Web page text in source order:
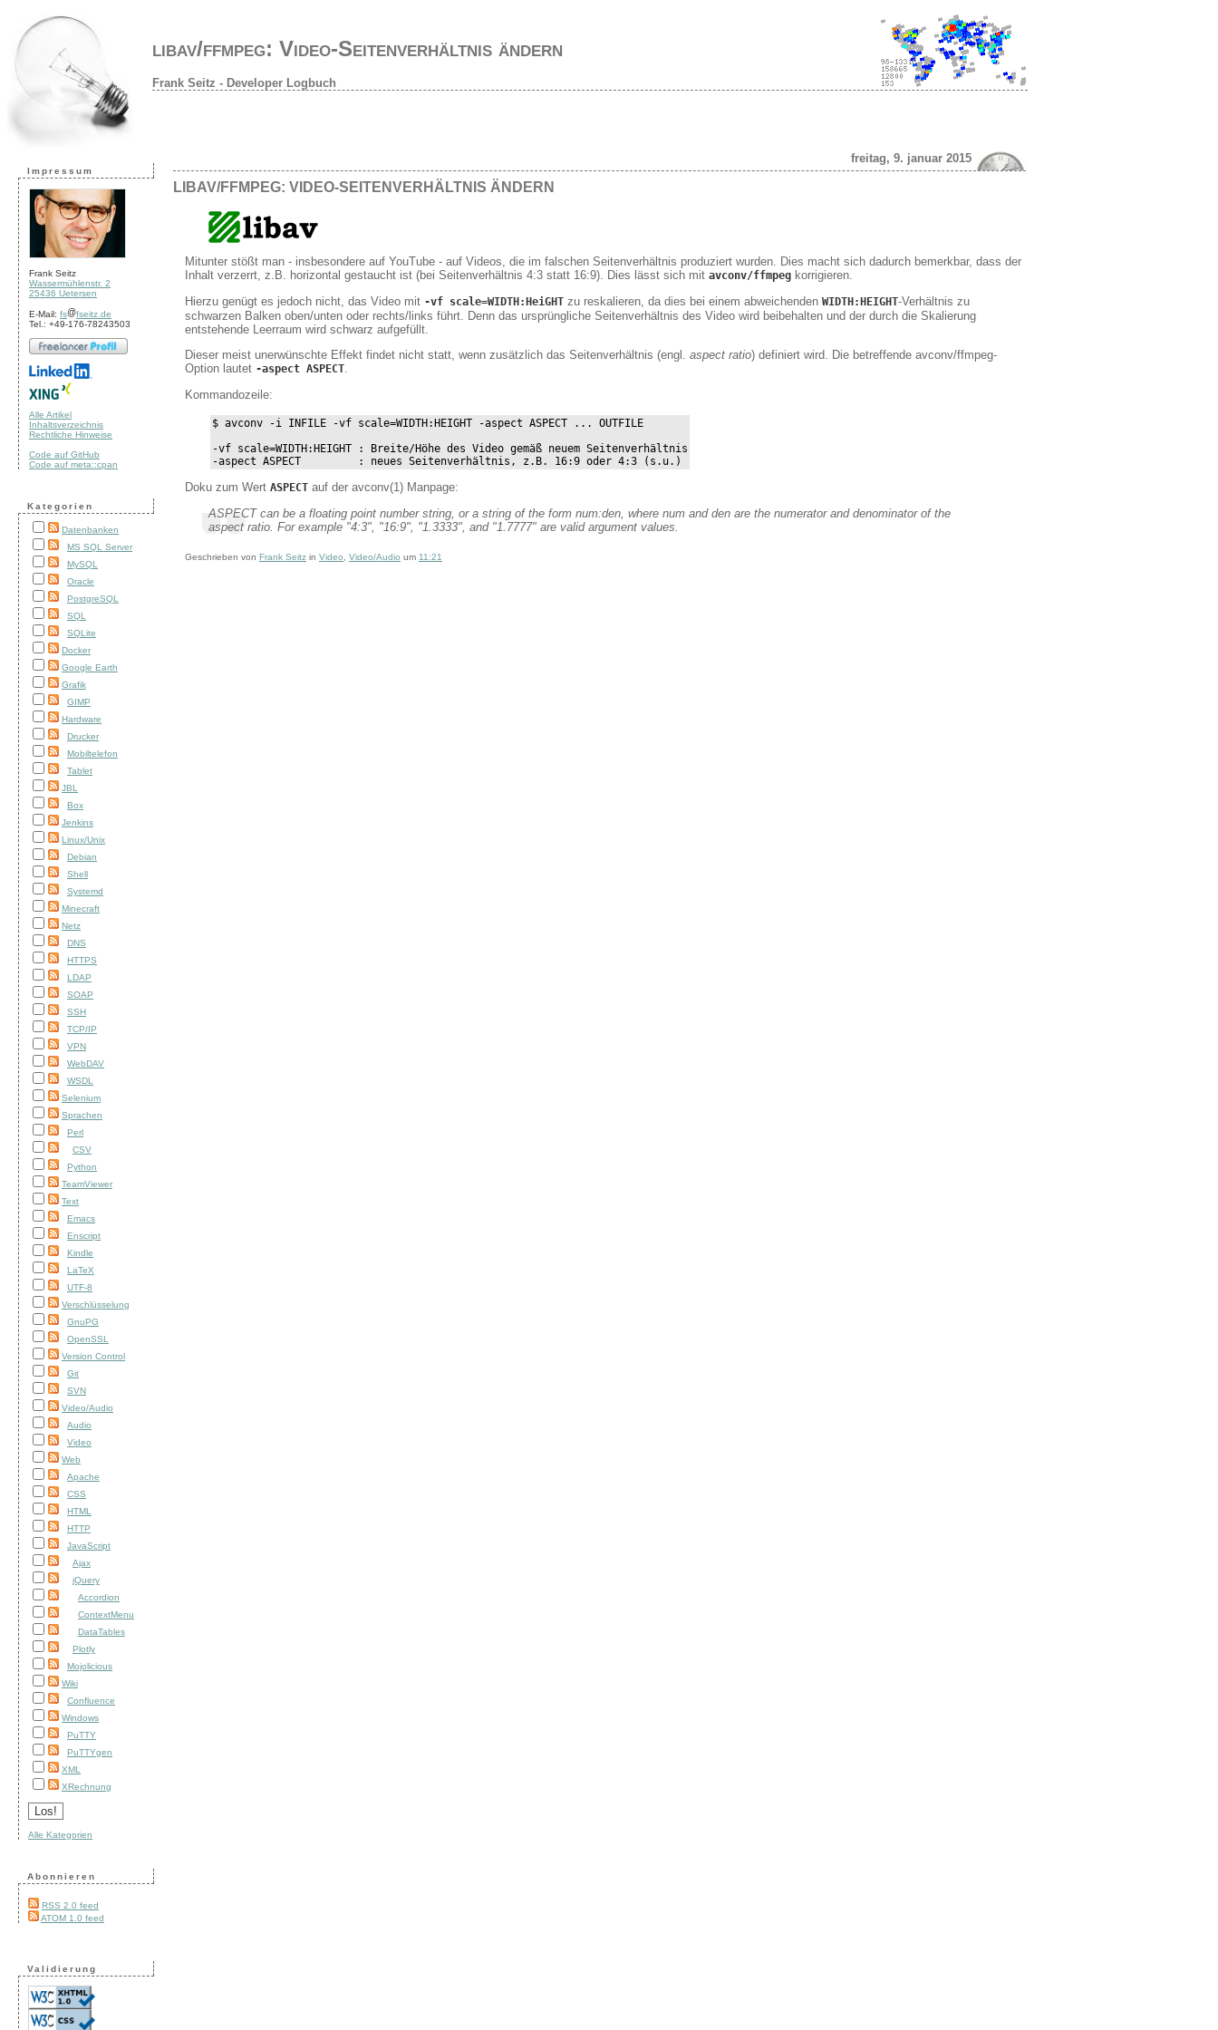
libav/ffmpeg: Video-Seitenverhältnis ändern
Frank Seitz - Developer Logbuch
Impressum
Frank Seitz
Wassermühlenstr. 2
25436 Uetersen
E-Mail: fs
fseitz.de
Tel.: +49-176-78243503
Alle Artikel
Inhaltsverzeichnis
Rechtliche Hinweise
Code auf GitHub
Code auf meta::cpan
Kategorien
Datenbanken
MS SQL Server
MySQL
Oracle
PostgreSQL
SQL
SQLite
Docker
Google Earth
Grafik
GIMP
Hardware
Drucker
Mobiltelefon
Tablet
JBL
Box
Jenkins
Linux/Unix
Debian
Shell
Systemd
Minecraft
Netz
DNS
HTTPS
LDAP
SOAP
SSH
TCP/IP
VPN
WebDAV
WSDL
Selenium
Sprachen
Perl
CSV
Python
TeamViewer
Text
Emacs
Enscript
Kindle
LaTeX
UTF-8
Verschlüsselung
GnuPG
OpenSSL
Version Control
Git
SVN
Video/Audio
Audio
Video
Web
Apache
CSS
HTML
HTTP
JavaScript
Ajax
jQuery
Accordion
ContextMenu
DataTables
Plotly
Mojolicious
Wiki
Confluence
Windows
PuTTY
PuTTYgen
XML
XRechnung
Alle Kategorien
Abonnieren
RSS 2.0 feed
ATOM 1.0 feed
Validierung
freitag, 9. januar 2015
LIBAV/FFMPEG: VIDEO-SEITENVERHÄLTNIS ÄNDERN
Mitunter stößt man - insbesondere auf YouTube - auf Videos, die im falschen Seitenverhältnis produziert wurden. Dies macht sich dadurch bemerkbar, dass der
Inhalt verzerrt, z.B. horizontal gestaucht ist (bei Seitenverhältnis 4:3 statt 16:9). Dies lässt sich mit avconv/ffmpeg korrigieren.
Hierzu genügt es jedoch nicht, das Video mit -vf scale=WIDTH:HeiGHT zu reskalieren, da dies bei einem abweichenden WIDTH:HEIGHT-Verhältnis zu
schwarzen Balken oben/unten oder rechts/links führt. Denn das ursprüngliche Seitenverhältnis des Video wird beibehalten und der durch die Skalierung
entstehende Leerraum wird schwarz aufgefüllt.
Dieser meist unerwünschte Effekt findet nicht statt, wenn zusätzlich das Seitenverhältnis (engl. aspect ratio) definiert wird. Die betreffende avconv/ffmpeg-
Option lautet -aspect ASPECT
Kommandozeile:
$ avconv -i INFILE -vf scale=WIDTH:HEIGHT -aspect ASPECT ... OUTFILE
-vf scale=WIDTH:HEIGHT : Breite/Höhe des Video gemäß neuem Seitenverhältnis
-aspect ASPECT         : neues Seitenverhältnis, z.B. 16:9 oder 4:3 (s.u.)
Doku zum Wert ASPECT auf der avconv(1) Manpage:
ASPECT can be a floating point number string, or a string of the form num:den, where num and den are the numerator and denominator of the
aspect ratio. For example "4:3", "16:9", "1.3333", and "1.7777" are valid argument values.
Geschrieben von Frank Seitz in Video Video/Audio um 11:21